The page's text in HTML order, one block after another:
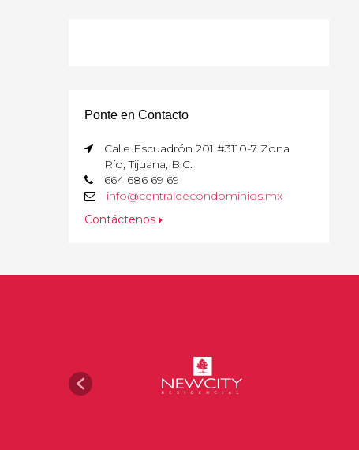
Ponte en Contacto
Calle Escuadrón 201 #3110-7 Zona
Río, Tijuana, B.C.
664 686 69 69
info@centraldecondominios.mx
Contáctenos